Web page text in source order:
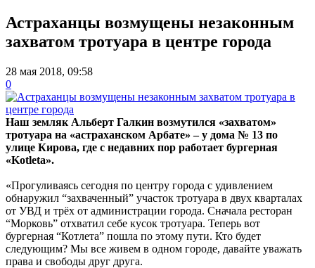
Астраханцы возмущены незаконным
захватом тротуара в центре города
28 мая 2018, 09:58
0
Наш земляк Альберт Галкин возмутился «захватом»
тротуара на «астраханском Арбате» – у дома № 13 по
улице Кирова, где с недавних пор работает бургерная
«Kotleta».
«Прогуливаясь сегодня по центру города с удивлением
обнаружил “захваченный” участок тротуара в двух кварталах
от УВД и трёх от администрации города. Сначала ресторан
“Морковь” отхватил себе кусок тротуара. Теперь вот
бургерная “Котлета” пошла по этому пути. Кто будет
следующим? Мы все живем в одном городе, давайте уважать
права и свободы друг друга.